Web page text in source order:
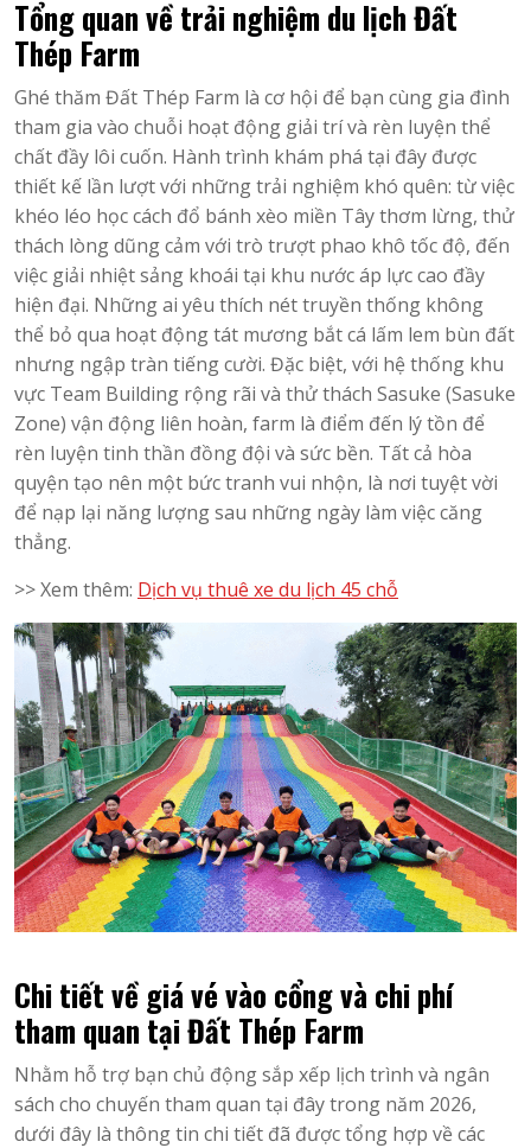
Tổng quan về trải nghiệm du lịch Đất
Thép Farm
Ghé thăm Đất Thép Farm là cơ hội để bạn cùng gia đình
tham gia vào chuỗi hoạt động giải trí và rèn luyện thể
chất đầy lôi cuốn. Hành trình khám phá tại đây được
thiết kế lần lượt với những trải nghiệm khó quên: từ việc
khéo léo học cách đổ bánh xèo miền Tây thơm lừng, thử
thách lòng dũng cảm với trò trượt phao khô tốc độ, đến
việc giải nhiệt sảng khoái tại khu nước áp lực cao đầy
hiện đại. Những ai yêu thích nét truyền thống không
thể bỏ qua hoạt động tát mương bắt cá lấm lem bùn đất
nhưng ngập tràn tiếng cười. Đặc biệt, với hệ thống khu
vực Team Building rộng rãi và thử thách Sasuke (Sasuke
Zone) vận động liên hoàn, farm là điểm đến lý tồn để
rèn luyện tinh thần đồng đội và sức bền. Tất cả hòa
quyện tạo nên một bức tranh vui nhộn, là nơi tuyệt vời
để nạp lại năng lượng sau những ngày làm việc căng
thẳng.
>> Xem thêm: Dịch vụ thuê xe du lịch 45 chỗ
Chi tiết về giá vé vào cổng và chi phí
tham quan tại Đất Thép Farm
Nhằm hỗ trợ bạn chủ động sắp xếp lịch trình và ngân
sách cho chuyến tham quan tại đây trong năm 2026,
dưới đây là thông tin chi tiết đã được tổng hợp về các